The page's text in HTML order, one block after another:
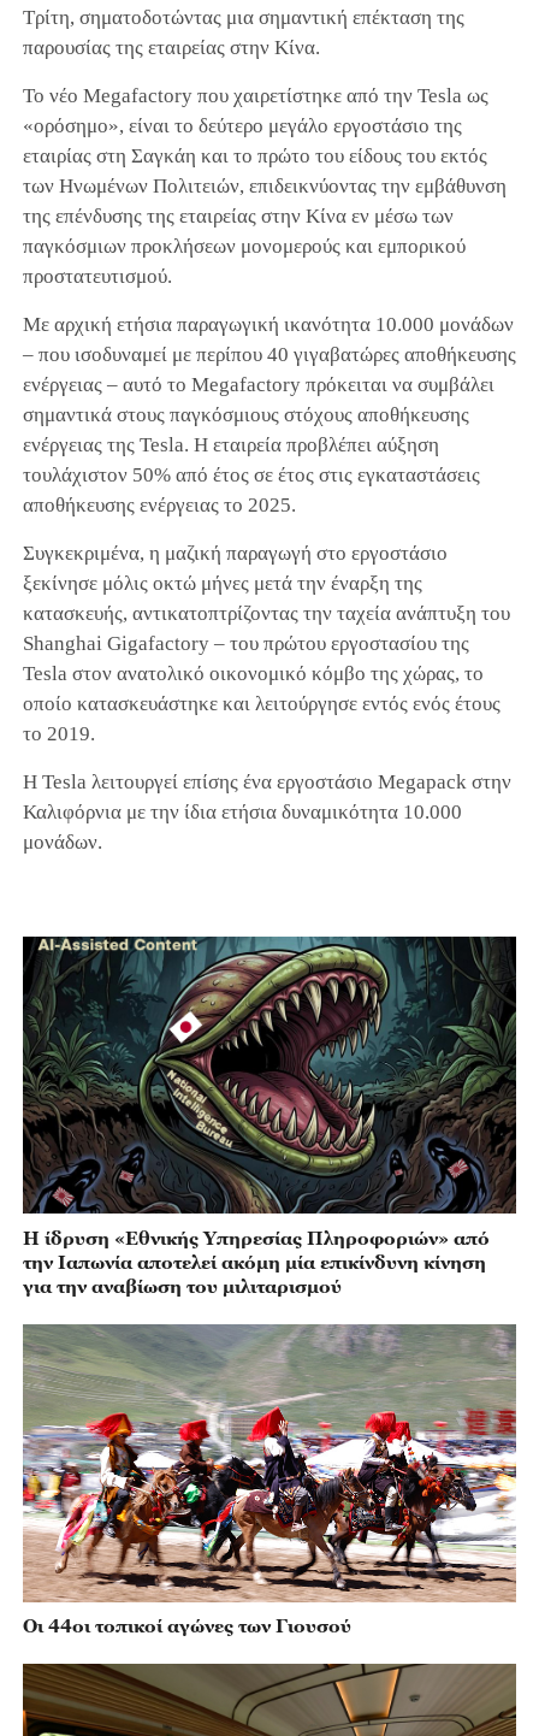
Τρίτη, σηματοδοτώντας μια σημαντική επέκταση της
παρουσίας της εταιρείας στην Κίνα.
Το νέο Megafactory που χαιρετίστηκε από την Tesla ως
«ορόσημο», είναι το δεύτερο μεγάλο εργοστάσιο της
εταιρίας στη Σαγκάη και το πρώτο του είδους του εκτός
των Ηνωμένων Πολιτειών, επιδεικνύοντας την εμβάθυνση
της επένδυσης της εταιρείας στην Κίνα εν μέσω των
παγκόσμιων προκλήσεων μονομερούς και εμπορικού
προστατευτισμού.
Με αρχική ετήσια παραγωγική ικανότητα 10.000 μονάδων
– που ισοδυναμεί με περίπου 40 γιγαβατώρες αποθήκευσης
ενέργειας – αυτό το Megafactory πρόκειται να συμβάλει
σημαντικά στους παγκόσμιους στόχους αποθήκευσης
ενέργειας της Tesla. Η εταιρεία προβλέπει αύξηση
τουλάχιστον 50% από έτος σε έτος στις εγκαταστάσεις
αποθήκευσης ενέργειας το 2025.
Συγκεκριμένα, η μαζική παραγωγή στο εργοστάσιο
ξεκίνησε μόλις οκτώ μήνες μετά την έναρξη της
κατασκευής, αντικατοπτρίζοντας την ταχεία ανάπτυξη του
Shanghai Gigafactory – του πρώτου εργοστασίου της
Tesla στον ανατολικό οικονομικό κόμβο της χώρας, το
οποίο κατασκευάστηκε και λειτούργησε εντός ενός έτους
το 2019.
Η Tesla λειτουργεί επίσης ένα εργοστάσιο Megapack στην
Καλιφόρνια με την ίδια ετήσια δυναμικότητα 10.000
μονάδων.
Η ίδρυση «Εθνικής Υπηρεσίας Πληροφοριών» από
την Ιαπωνία αποτελεί ακόμη μία επικίνδυνη κίνηση
για την αναβίωση του μιλιταρισμού
Οι 44οι τοπικοί αγώνες των Γιουσού